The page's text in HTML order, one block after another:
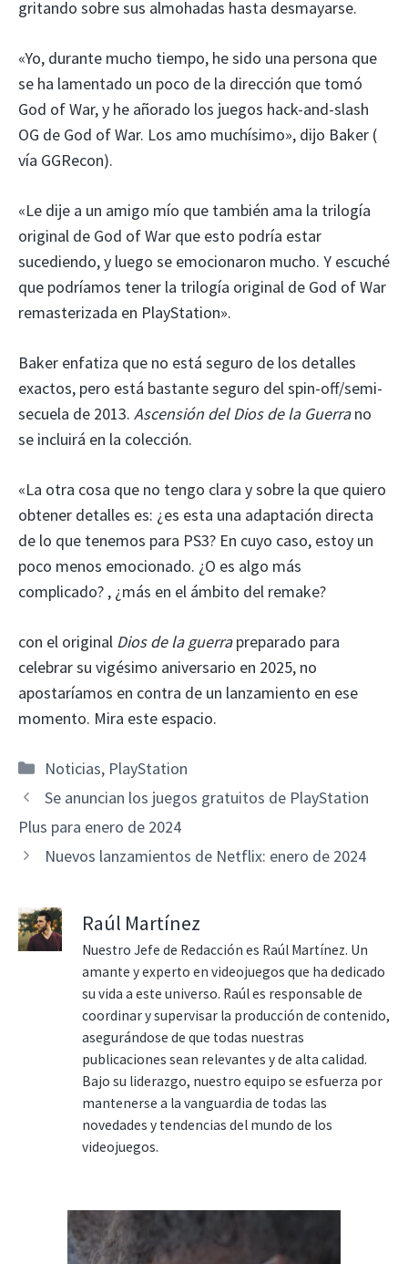
gritando sobre sus almohadas hasta desmayarse.
«Yo, durante mucho tiempo, he sido una persona que
se ha lamentado un poco de la dirección que tomó
God of War, y he añorado los juegos hack-and-slash
OG de God of War. Los amo muchísimo», dijo Baker (
vía GGRecon).
«Le dije a un amigo mío que también ama la trilogía
original de God of War que esto podría estar
sucediendo, y luego se emocionaron mucho. Y escuché
que podríamos tener la trilogía original de God of War
remasterizada en PlayStation».
Baker enfatiza que no está seguro de los detalles
exactos, pero está bastante seguro del spin-off/semi-
secuela de 2013. Ascensión del Dios de la Guerrano
se incluirá en la colección.
«La otra cosa que no tengo clara y sobre la que quiero
obtener detalles es: ¿es esta una adaptación directa
de lo que tenemos para PS3? En cuyo caso, estoy un
poco menos emocionado. ¿O es algo más
complicado? , ¿más en el ámbito del remake?
con el original Dios de la guerrapreparado para
celebrar su vigésimo aniversario en 2025, no
apostaríamos en contra de un lanzamiento en ese
momento. Mira este espacio.
Categorías
Noticias, PlayStation
Se anuncian los juegos gratuitos de PlayStation
Plus para enero de 2024
Nuevos lanzamientos de Netflix: enero de 2024
Raúl Martínez
Nuestro Jefe de Redacción es Raúl Martínez. Un
amante y experto en videojuegos que ha dedicado
su vida a este universo. Raúl es responsable de
coordinar y supervisar la producción de contenido,
asegurándose de que todas nuestras
publicaciones sean relevantes y de alta calidad.
Bajo su liderazgo, nuestro equipo se esfuerza por
mantenerse a la vanguardia de todas las
novedades y tendencias del mundo de los
videojuegos.